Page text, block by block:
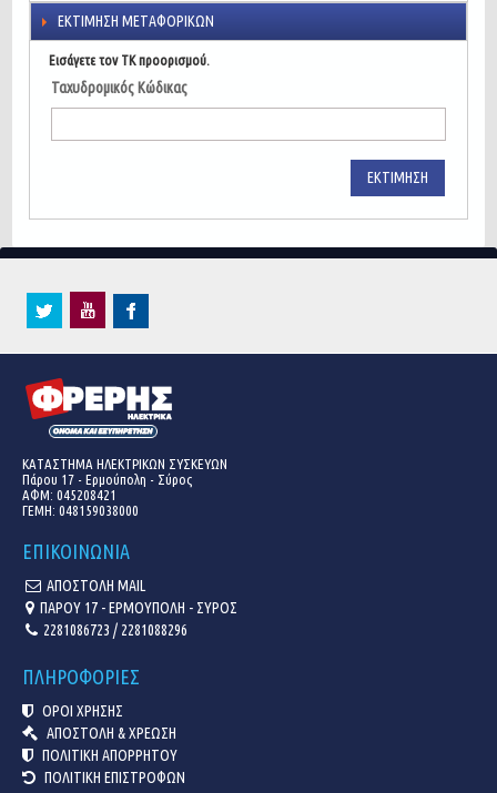
ΕΚΤΊΜΗΣΗ ΜΕΤΑΦΟΡΙΚΏΝ
Εισάγετε τον ΤΚ προορισμού.
Ταχυδρομικός Κώδικας
ΕΚΤΊΜΗΣΗ
ΚΑΤΑΣΤΗΜΑ ΗΛΕΚΤΡΙΚΩΝ ΣΥΣΚΕΥΩΝ
Πάρου 17 - Ερμούπολη - Σύρος
ΑΦΜ: 045208421
ΓΕΜΗ: 048159038000
ΕΠΙΚΟΙΝΩΝΙΑ
ΑΠΟΣΤΟΛΗ MAIL
ΠΑΡΟΥ 17 - ΕΡΜΟΥΠΟΛΗ - ΣΥΡΟΣ
2281086723 / 2281088296
ΠΛΗΡΟΦΟΡΙΕΣ
ΟΡΟΙ ΧΡΗΣΗΣ
ΑΠΟΣΤΟΛΗ & ΧΡΕΩΣΗ
ΠΟΛΙΤΙΚΗ ΑΠΟΡΡΗΤΟΥ
ΠΟΛΙΤΙΚΗ ΕΠΙΣΤΡΟΦΩΝ